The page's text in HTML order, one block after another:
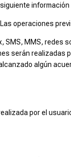
operaciones
SMS, MMS,
realizadas
algún
por el